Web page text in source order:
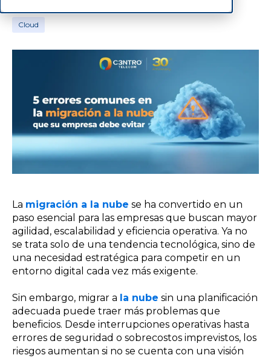
Cloud
La migración a la nube se ha convertido en un
paso esencial para las empresas que buscan mayor
agilidad, escalabilidad y eficiencia operativa. Ya no
se trata solo de una tendencia tecnológica, sino de
una necesidad estratégica para competir en un
entorno digital cada vez más exigente.
Sin embargo, migrar a la nube sin una planificación
adecuada puede traer más problemas que
beneficios. Desde interrupciones operativas hasta
errores de seguridad o sobrecostos imprevistos, los
riesgos aumentan si no se cuenta con una visión